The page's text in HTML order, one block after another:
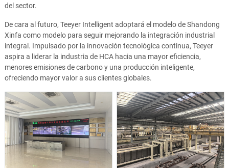
del sector.
De cara al futuro, Teeyer Intelligent adoptará el modelo de Shandong
Xinfa como modelo para seguir mejorando la integración industrial
integral. Impulsado por la innovación tecnológica continua, Teeyer
aspira a liderar la industria de HCA hacia una mayor eficiencia,
menores emisiones de carbono y una producción inteligente,
ofreciendo mayor valor a sus clientes globales.